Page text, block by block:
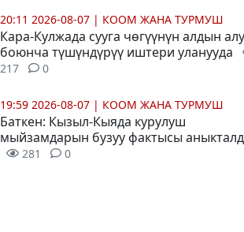
20:11 2026-08-07 | КООМ ЖАНА ТУРМУШ
Кара-Кулжада сууга чөгүүнүн алдын
боюнча түшүндүрүү иштери уланууда
217 0
19:59 2026-08-07 | КООМ ЖАНА ТУРМУШ
Баткен: Кызыл-Кыяда курулуш
мыйзамдарын бузуу фактысы
281 0